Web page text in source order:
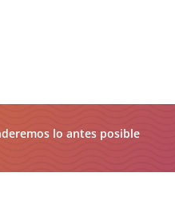
lo antes posible